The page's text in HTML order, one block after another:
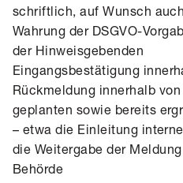
schriftlich, auf Wunsch
Wahrung der DSGVO-
der Hinweisgebenden
Eingangsbestätigung
Rückmeldung innerhalb
geplanten sowie bereits
– etwa die Einleitung
die Weitergabe der
Behörde